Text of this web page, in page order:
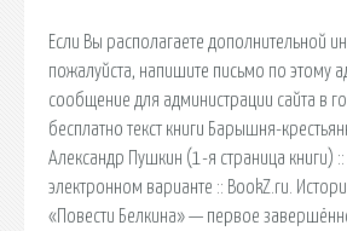
Если Вы располагаете дополнительной
пожалуйста, напишите письмо по этому
сообщение для администрации сайта в
бесплатно текст книги Барышня-
Александр Пушкин (1-я страница книги) ::
электронном варианте :: BookZ.ru.
«Повести Белкина» — первое